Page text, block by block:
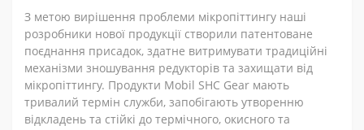
З метою вирішення проблеми мікропіттингу наші
розробники нової продукції створили патентоване
поєднання присадок, здатне витримувати традиційні
механізми зношування редукторів та захищати від
мікропіттингу. Продукти Mobil SHC Gear мають
тривалий термін служби, запобігають утворенню
відкладень та стійкі до термічного, окисного та